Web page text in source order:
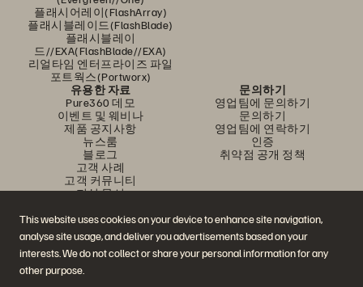
This website uses cookies on your device to enhance site navigation,
analyse site usage, and deliver you advertisements based on your
interests. We do not collect or share your personal information for any
other purpose.
플래시어레이(FlashArray)
플래시블레이드(FlashBlade)
플래시블레이
드//EXA(FlashBlade//EXA)
리얼타임 엔터프라이즈 파일
포트웍스(Portworx)
유용한 자료
Pure360 데모
이벤트 및 웨비나
제품 공지사항
뉴스룸
블로그
고객 사례
고객 커뮤니티
지식 문서
문의하기
영업팀에 문의하기
문의하기
영업팀에 연락하기
인증
취약점 공개 정책
문의하기
에버퓨어(Everpure) 공식 소셜미디어 팔로우하기